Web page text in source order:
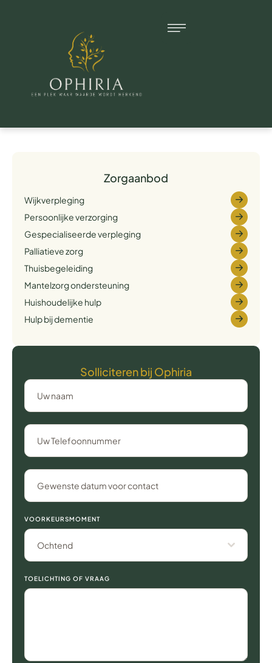
Zorgaanbod
Wijkverpleging
Persoonlijke verzorging
Gespecialiseerde verpleging
Palliatieve zorg
Thuisbegeleiding
Mantelzorg ondersteuning
Huishoudelijke hulp
Hulp bij dementie
Solliciteren bij Ophiria
VOORKEURSMOMENT
Ochtend
TOELICHTING OF VRAAG